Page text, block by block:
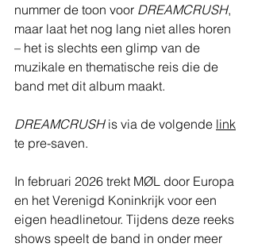
nummer de toon voor DREAMCRUSH,
maar laat het nog lang niet alles horen
– het is slechts een glimp van de
muzikale en thematische reis die de
band met dit album maakt.
DREAMCRUSH is via de volgende link
te pre-saven.
In februari 2026 trekt MØL door Europa
en het Verenigd Koninkrijk voor een
eigen headlinetour. Tijdens deze reeks
shows speelt de band in onder meer